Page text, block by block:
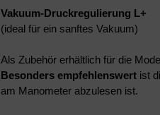
Vakuum-Druckregulierung L+
(ideal für ein sanftes Vakuum)
Als Zubehör erhältlich für die
Besonders empfehlenswert ist
am Manometer abzulesen ist.